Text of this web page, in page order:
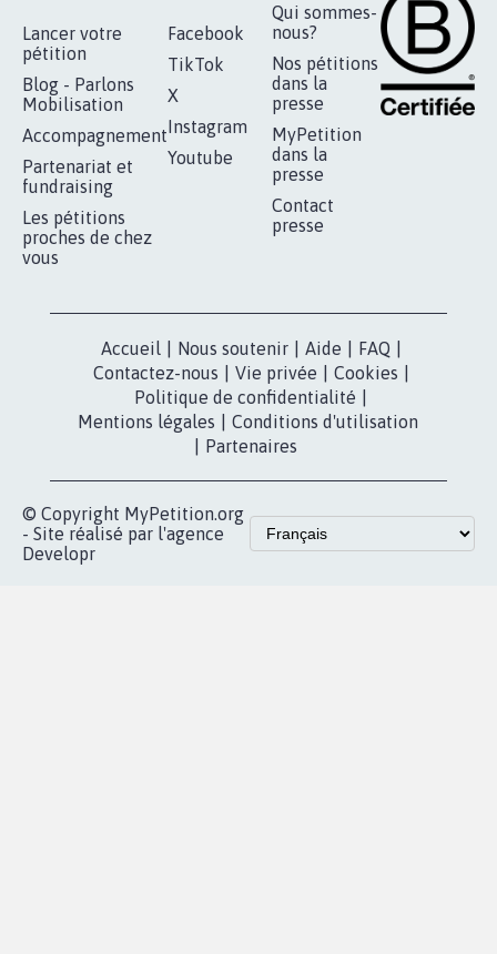
Lancer votre
pétition
Blog - Parlons
Mobilisation
Accompagnement
Partenariat et
fundraising
Les pétitions
proches de chez
vous
Facebook
TikTok
X
Instagram
Youtube
Qui sommes-
nous?
Nos pétitions
dans la
presse
MyPetition
dans la
presse
Contact
presse
Accueil Nous soutenir Aide FAQ
Contactez-nous
Vie privée Cookies
Politique de confidentialité
Mentions légales
Conditions d'utilisation
Partenaires
© Copyright MyPetition.org
- Site réalisé par l'agence
Developr